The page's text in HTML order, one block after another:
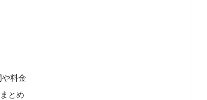
料金
とめ